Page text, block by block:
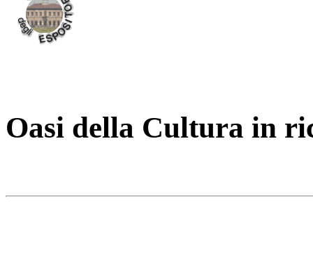
Oasi della Cultura in